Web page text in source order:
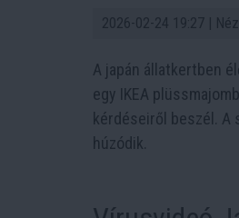
2026-02-24 19:27 |
A japán állatkertben
egy IKEA
kérdéseiről beszél. A
húzódik.